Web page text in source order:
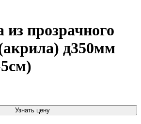
прозрачного
д350мм
Узнать цену